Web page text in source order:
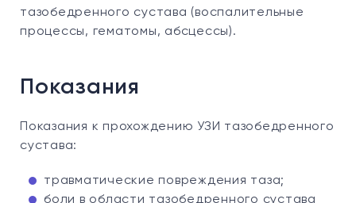
тазобедренного сустава (воспалительные
процессы, гематомы, абсцессы).
Показания
Показания к прохождению УЗИ тазобедренного
сустава:
травматические повреждения таза;
боли в области тазобедренного сустава